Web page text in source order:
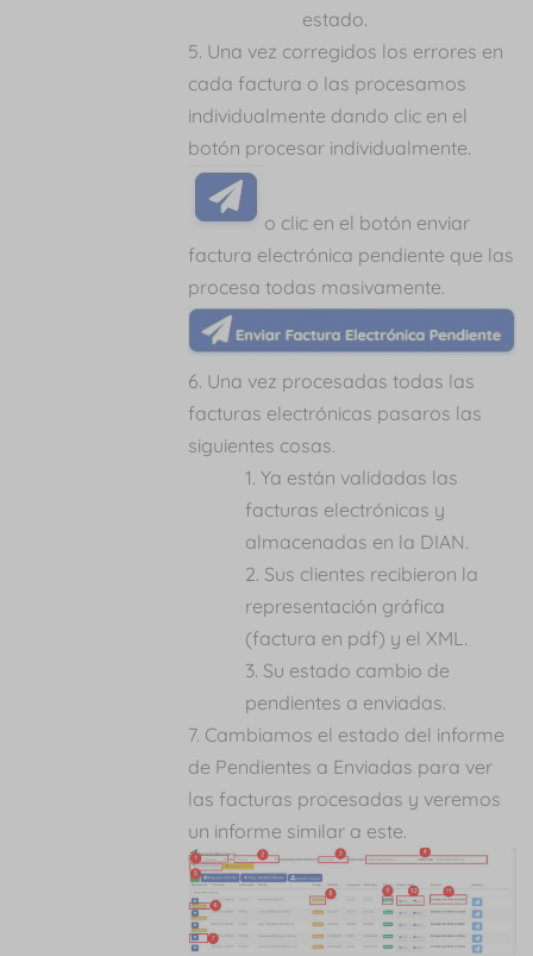
estado.
Una vez corregidos los errores en
cada factura o las procesamos
individualmente dando clic en el
botón procesar individualmente.
o clic en el botón enviar
factura electrónica pendiente que las
procesa todas masivamente.
Una vez procesadas todas las
facturas electrónicas pasaros las
siguientes cosas.
Ya están validadas las
facturas electrónicas y
almacenadas en la DIAN.
Sus clientes recibieron la
representación gráfica
(factura en pdf) y el XML.
Su estado cambio de
pendientes a enviadas.
Cambiamos el estado del informe
de Pendientes a Enviadas para ver
las facturas procesadas y veremos
un informe similar a este.